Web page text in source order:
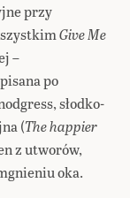
przy
Give Me
–
po
słodko-
(The happier
z utworów,
oka.